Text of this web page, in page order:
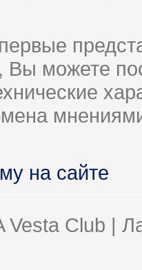
Вы можете
на сайте
Vesta Club |